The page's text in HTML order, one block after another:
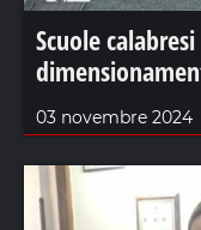
Scuole
03 novembre 2024